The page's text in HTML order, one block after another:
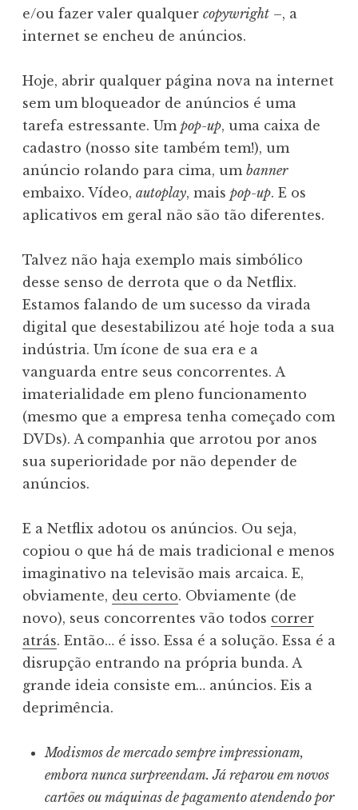
e/ou fazer valer qualquer copywright –, a
internet se encheu de anúncios.
Hoje, abrir qualquer página nova na internet
sem um bloqueador de anúncios é uma
tarefa estressante. Um pop-up, uma caixa de
cadastro (nosso site também tem!), um
anúncio rolando para cima, um banner
embaixo. Vídeo, autoplay, mais pop-up. E os
aplicativos em geral não são tão diferentes.
Talvez não haja exemplo mais simbólico
desse senso de derrota que o da Netflix.
Estamos falando de um sucesso da virada
digital que desestabilizou até hoje toda a sua
indústria. Um ícone de sua era e a
vanguarda entre seus concorrentes. A
imaterialidade em pleno funcionamento
(mesmo que a empresa tenha começado com
DVDs). A companhia que arrotou por anos
sua superioridade por não depender de
anúncios.
E a Netflix adotou os anúncios. Ou seja,
copiou o que há de mais tradicional e menos
imaginativo na televisão mais arcaica. E,
obviamente, deu certo. Obviamente (de
novo), seus concorrentes vão todos correr
atrás. Então… é isso. Essa é a solução. Essa é a
disrupção entrando na própria bunda. A
grande ideia consiste em… anúncios. Eis a
deprimência.
Modismos de mercado sempre impressionam,
embora nunca surpreendam. Já reparou em novos
cartões ou máquinas de pagamento atendendo por